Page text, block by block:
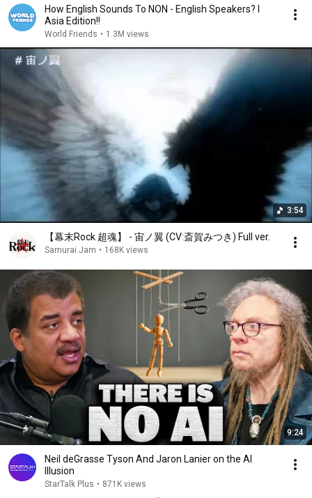
How English Sounds To NON - English Speakers? l
Asia Edition!!
World Friends • 1.3M views
3:54
【幕末Rock 超魂】 - 宙ノ翼 (CV:斎賀みつき) Full ver.
Samurai Jam • 168K views
9:24
Neil deGrasse Tyson And Jaron Lanier on the AI
Illusion
StarTalk Plus • 871K views